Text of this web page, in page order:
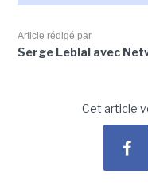
Article rédigé par
Serge Leblal avec
Cet article